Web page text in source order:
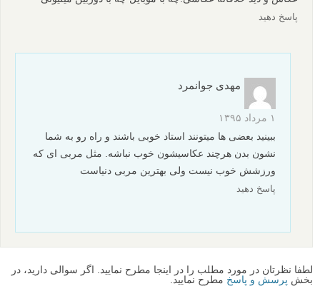
Nasim
منم دقیقا یه زمانی میخاستم همه مدل دوربین و لنز داشته باشم الانم
یه دوربین نیکون دارم ولی همه عکسهام رو با موبایل میگیرم
sadatitabar
۷ مرداد ۱۳۹۵
دوست عزیز شما از اونطرف بام افتادی